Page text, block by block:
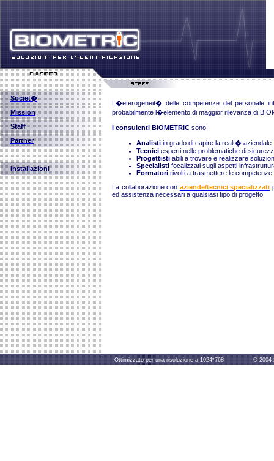
Societ�
Mission
Staff
Partner
Installazioni
L�eterogeneit� delle competenze del personale
probabilmente l�elemento di maggior rilevanza di
I consulenti BIOMETRIC sono:
Analisti in grado di capire la realt� aziendale
Tecnici esperti nelle problematiche di
Progettisti abili a trovare e realizzare
Specialisti focalizzati sugli aspetti
Formatori rivolti a trasmettere le
La collaborazione con aziende/tecnici specializzati
ed assistenza necessari a qualsiasi tipo di progetto.
Ottimizzato per una risoluzione a 1024*768 © 2004-